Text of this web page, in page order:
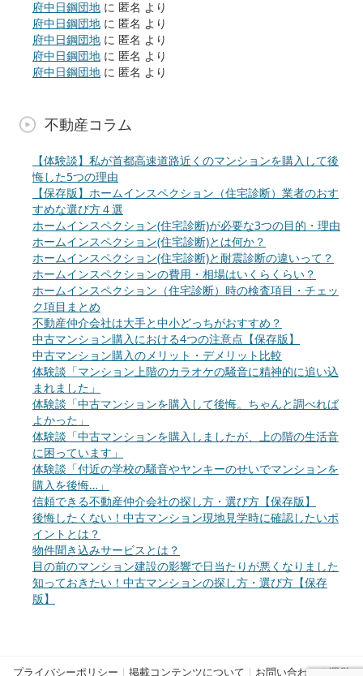
府中日鋼団地 に 匿名 より
府中日鋼団地 に 匿名 より
府中日鋼団地 に 匿名 より
府中日鋼団地 に 匿名 より
府中日鋼団地 に 匿名 より
不動産コラム
【体験談】私が首都高速道路近くのマンションを購入して後
悔した5つの理由
【保存版】ホームインスペクション（住宅診断）業者のおす
すめな選び方４選
ホームインスペクション(住宅診断)が必要な3つの目的・理由
ホームインスペクション(住宅診断)とは何か？
ホームインスペクション(住宅診断)と耐震診断の違いって？
ホームインスペクションの費用・相場はいくらくらい？
ホームインスペクション（住宅診断）時の検査項目・チェッ
ク項目まとめ
不動産仲介会社は大手と中小どっちがおすすめ？
中古マンション購入における4つの注意点【保存版】
中古マンション購入のメリット・デメリット比較
体験談「マンション上階のカラオケの騒音に精神的に追い込
まれました」
体験談「中古マンションを購入して後悔。ちゃんと調べれば
よかった」
体験談「中古マンションを購入しましたが、上の階の生活音
に困っています」
体験談「付近の学校の騒音やヤンキーのせいでマンションを
購入を後悔…」
信頼できる不動産仲介会社の探し方・選び方【保存版】
後悔したくない！中古マンション現地見学時に確認したいポ
イントとは？
物件聞き込みサービスとは？
目の前のマンション建設の影響で日当たりが悪くなりました
知っておきたい！中古マンションの探し方・選び方【保存
版】
プライバシーポリシー | 掲載コンテンツについて | お問い合わせ|運営